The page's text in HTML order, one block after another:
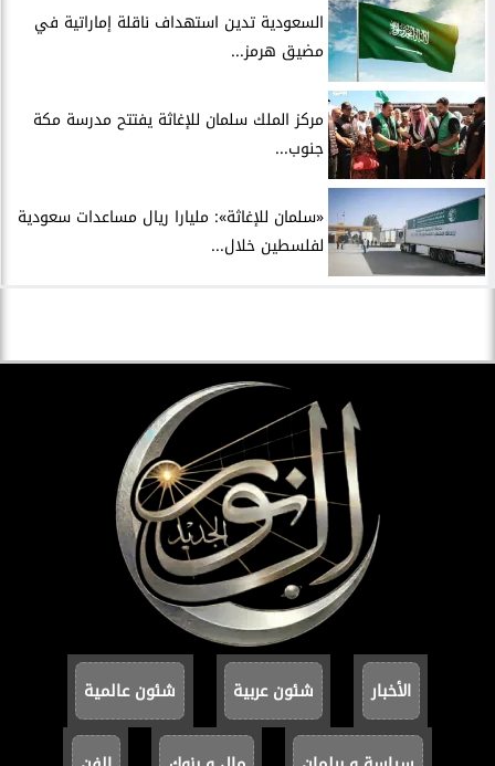
السعودية تدين استهداف ناقلة إماراتية في
مضيق هرمز...
مركز الملك سلمان للإغاثة يفتتح مدرسة مكة
جنوب...
«سلمان للإغاثة»: مليارا ريال مساعدات سعودية
لفلسطين خلال...
الأخبار شئون عربية شئون عالمية